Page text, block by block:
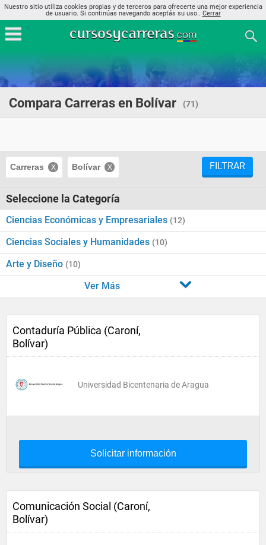
Nuestro sitio utiliza cookies propias y de terceros para ofrecerte una mejor experiencia
de usuario. Si continúas navegando aceptás su uso.. Cerrar
Compara Carreras en Bolívar (71)
Carreras Bolívar FILTRAR
Seleccione la Categoría
Ciencias Económicas y Empresariales (12)
Ciencias Sociales y Humanidades (10)
Arte y Diseño (10)
Ver Más
Contaduría Pública (Caroní,
Bolívar)
Universidad Bicentenaria de Aragua
Solicitar información
Comunicación Social (Caroní,
Bolívar)